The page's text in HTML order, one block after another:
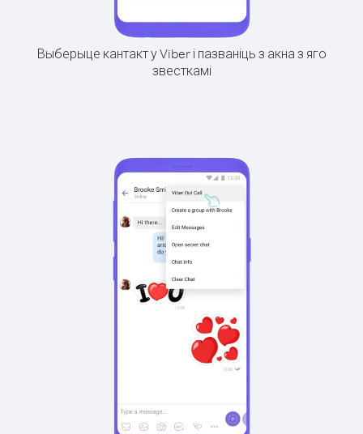
Выберыце кантакт у Viber і пазваніць з акна з яго
звесткамі